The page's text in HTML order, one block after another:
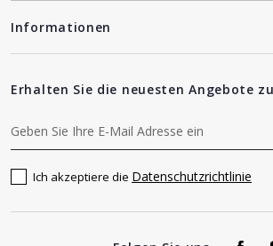
Informationen
Erhalten Sie die neuesten Angebote
Ich akzeptiere die Datenschutzrichtlinie